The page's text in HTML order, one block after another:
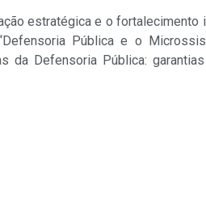
estratégica e o fortalecimento
Pública e o
da Defensoria Pública: